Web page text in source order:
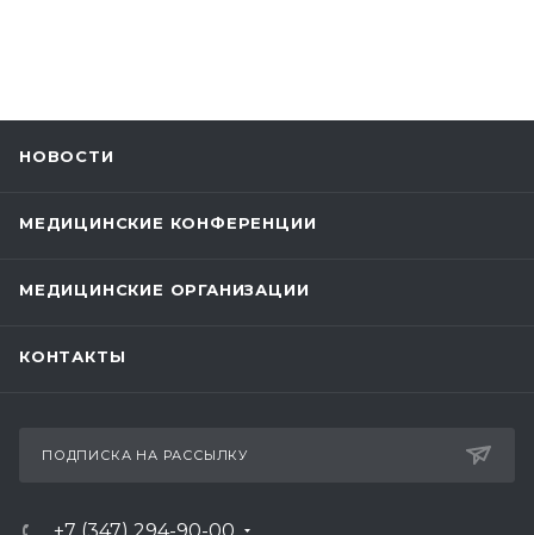
НОВОСТИ
МЕДИЦИНСКИЕ КОНФЕРЕНЦИИ
МЕДИЦИНСКИЕ ОРГАНИЗАЦИИ
КОНТАКТЫ
ПОДПИСКА НА РАССЫЛКУ